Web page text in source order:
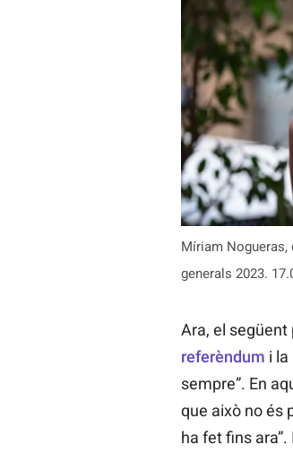
Míriam Nogueras,
generals 2023.
Ara, el
referèndum i la
sempre”. En
que això no és
ha fet fins ara”.